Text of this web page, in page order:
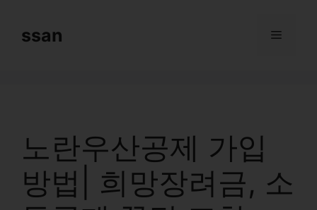
contentssan Menu
노란우산공제 가입
방법| 희망장려금, 소